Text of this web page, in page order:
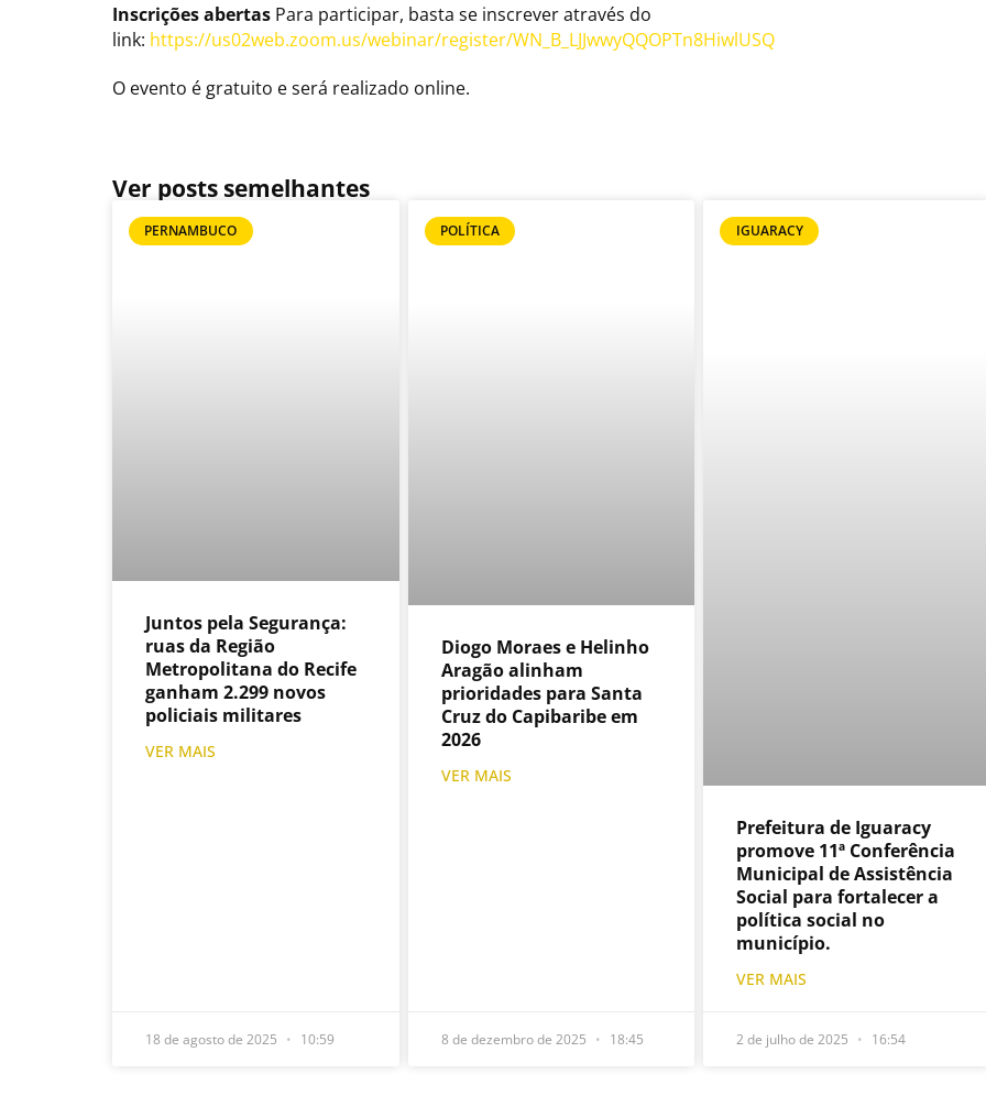
Inscrições abertas Para participar, basta se inscrever através do
link: https://us02web.zoom.us/webinar/register/WN_B_LJJwwyQQOPTn8HiwlUSQ
O evento é gratuito e será realizado online.
Ver posts semelhantes
PERNAMBUCO
Juntos pela Segurança:
ruas da Região
Metropolitana do Recife
ganham 2.299 novos
policiais militares
VER MAIS
18 de agosto de 2025 10:59
POLÍTICA
Diogo Moraes e Helinho
Aragão alinham
prioridades para Santa
Cruz do Capibaribe em
2026
VER MAIS
8 de dezembro de 2025 18:45
IGUARACY
Prefeitura de Iguaracy
promove 11ª Conferência
Municipal de Assistência
Social para fortalecer a
política social no
município.
VER MAIS
2 de julho de 2025 16:54